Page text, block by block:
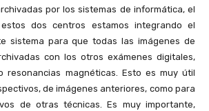
por los sistemas de informática, el
estos dos centros estamos integrando el
sistema para que todas las imágenes de
con los otros exámenes digitales,
resonancias magnéticas. Esto es muy útil
de imágenes anteriores, como para
de otras técnicas. Es muy importante,